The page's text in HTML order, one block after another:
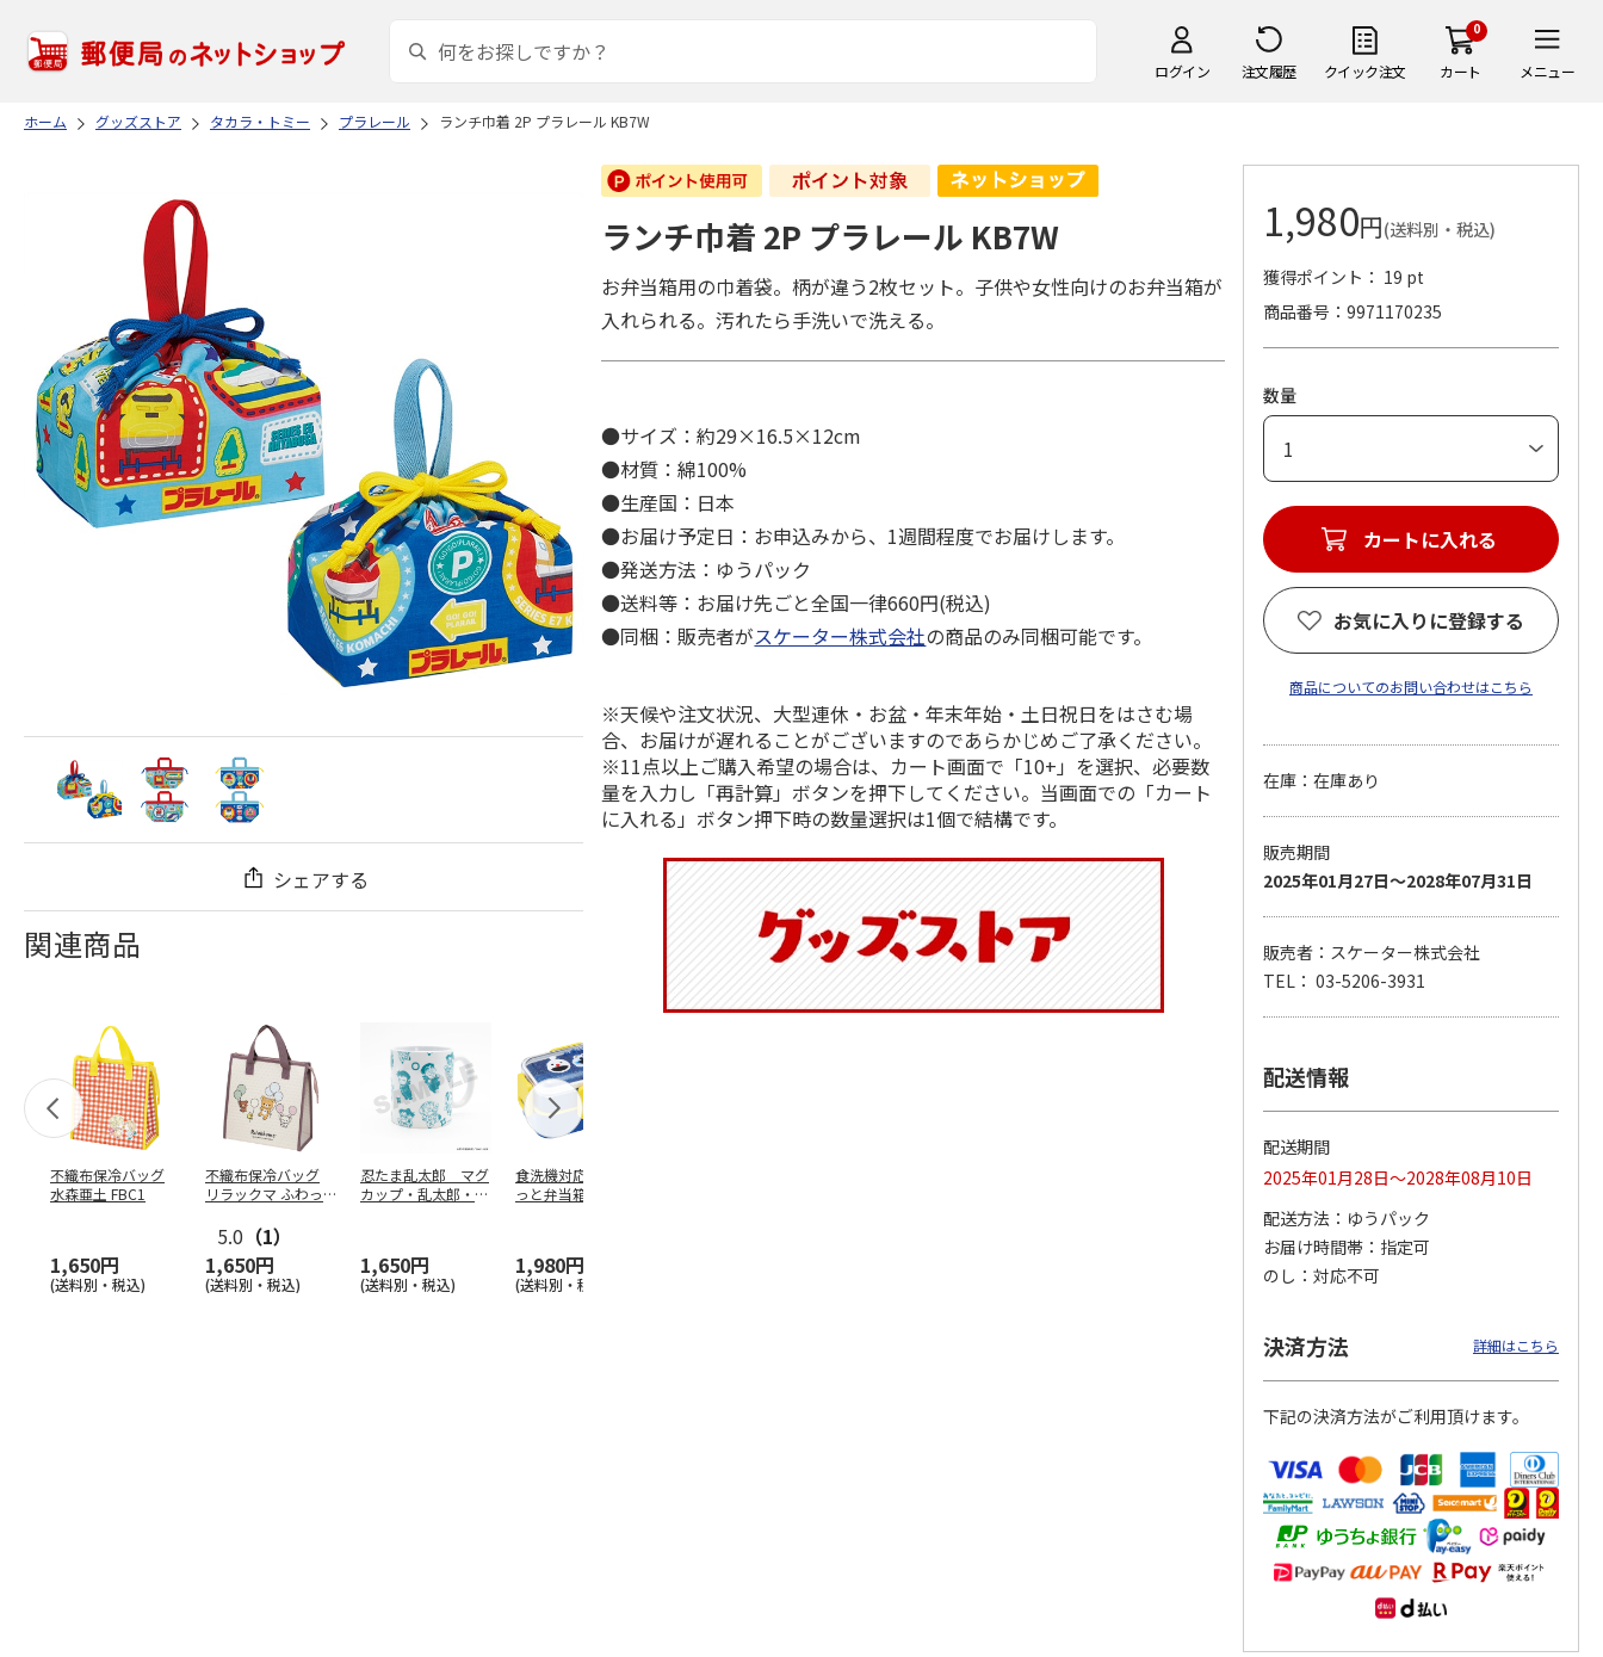
ログイン 注文履歴 クイック注文
0
カート メニュー
ホーム グッズストア タカラ・トミー プラレール ランチ巾着 2P プラレール KB7W
シェアする
関連商品
不織布保冷バッグ
水森亜土 FBC1
1,650円
(送料別・税込)
不織布保冷バッグ
リラックマ ふわっ
5.0 （1）
1,650円
(送料別・税込)
忍たま乱太郎 マグ
カップ・乱太郎・き
1,650円
(送料別・税込)
食洗機対応 2段ふわ
っと弁当箱 パペッ
1,980円
(送料別・税込)
八角形ステンレスマ
ラックマ リラッ…
4,510円
(送料別・税込)
マスコット付箸・箸
ランチ巾着 2P プラレール KB7W
お弁当箱用の巾着袋。柄が違う2枚セット。子供や女性向けのお弁当箱が
入れられる。汚れたら手洗いで洗える。
●サイズ：約29×16.5×12cm
●材質：綿100%
●生産国：日本
●お届け予定日：お申込みから、1週間程度でお届けします。
●発送方法：ゆうパック
●送料等：お届け先ごと全国一律660円(税込)
●同梱：販売者がスケーター株式会社の商品のみ同梱可能です。
※天候や注文状況、大型連休・お盆・年末年始・土日祝日をはさむ場
合、お届けが遅れることがございますのであらかじめご了承ください。
※11点以上ご購入希望の場合は、カート画面で「10+」を選択、必要数
量を入力し「再計算」ボタンを押下してください。当画面での「カート
に入れる」ボタン押下時の数量選択は1個で結構です。
1,980円(送料別・税込)
獲得ポイント： 19 pt
商品番号
9971170235
数量
カートに入れる
お気に入りに登録する
商品についてのお問い合わせはこちら
在庫：在庫あり
販売期間
2025年01月27日～2028年07月31日
販売者：スケーター株式会社
TEL： 03-5206-3931
配送情報
配送期間
2025年01月28日～2028年08月10日
配送方法
ゆうパック
お届け時間帯
指定可
のし
対応不可
決済方法 詳細はこちら
下記の決済方法がご利用頂けます。